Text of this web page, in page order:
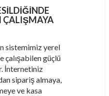
ÇALIŞMAYA
sistemimiz yerel
çalışabilen güçlü
İnternetiniz
sipariş almaya,
ve kasa